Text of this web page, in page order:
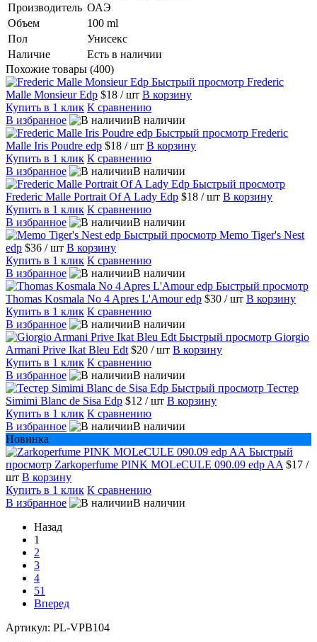
Производитель ОАЭ
Объем
100 ml
Пол
Унисекс
Наличие
Есть в наличии
Похожие товары (400)
Быстрый просмотр Frederic
Malle Monsieur Edp $18 / шт В корзину
Купить в 1 клик К сравнению
В избранное
В наличии
Быстрый просмотр Frederic
Malle Iris Poudre edp $18 / шт В корзину
Купить в 1 клик К сравнению
В избранное
В наличии
Быстрый просмотр
Frederic Malle Portrait Of A Lady Edp $18 / шт В корзину
Купить в 1 клик К сравнению
В избранное
В наличии
Быстрый просмотр Memo Tiger's Nest
edp $36 / шт В корзину
Купить в 1 клик К сравнению
В избранное
В наличии
Быстрый просмотр
Thomas Kosmala No 4 Apres L'Amour edp $30 / шт В корзину
Купить в 1 клик К сравнению
В избранное
В наличии
Быстрый просмотр Giorgio
Armani Prive Ikat Bleu Edt $20 / шт В корзину
Купить в 1 клик К сравнению
В избранное
В наличии
Быстрый просмотр Тестер
Simimi Blanc de Sisa Edp $12 / шт В корзину
Купить в 1 клик К сравнению
В избранное
В наличии
Новинка
Быстрый
просмотр Zarkoperfume PINK MOLeCULE 090.09 edp AA $17 /
шт В корзину
Купить в 1 клик К сравнению
В избранное
В наличии
Назад
1
2
3
4
51
Вперед
Артикул: PL-VPB104